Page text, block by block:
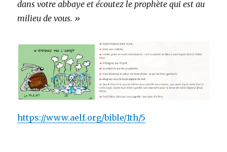
dans votre abbaye et écoutez le prophète qui est au
milieu de vous. »
https://www.aelf.org/bible/1th/5